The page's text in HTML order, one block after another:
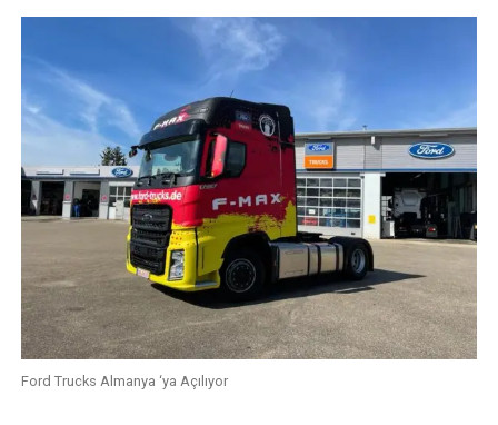
Ford Trucks Almanya ‘ya Açılıyor